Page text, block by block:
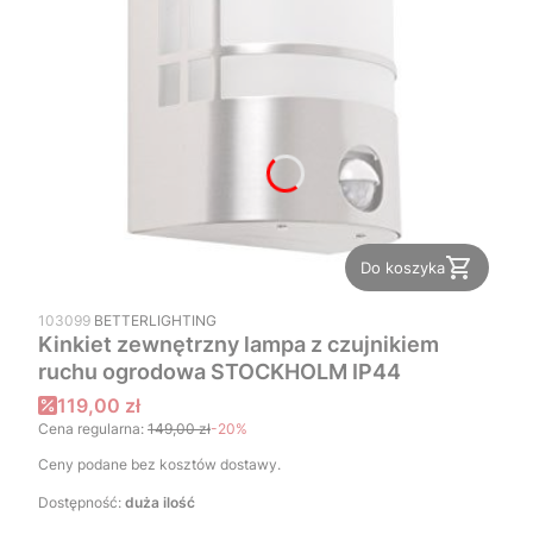
Do koszyka
103099 PRODUCENT
BETTERLIGHTING
Kinkiet zewnętrzny lampa z czujnikiem
ruchu ogrodowa STOCKHOLM IP44
Cena promocyjna
119,00 zł
Cena regularna: 149,00 zł-20%
Ceny podane bez kosztów dostawy.
Dostępność: duża ilość